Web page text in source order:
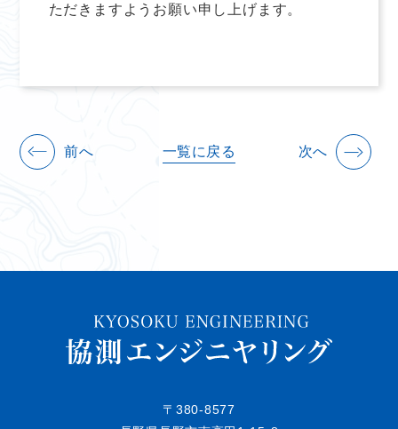
ただきますようお願い申し上げます。
前へ 一覧に戻る 次へ
〒380-8577